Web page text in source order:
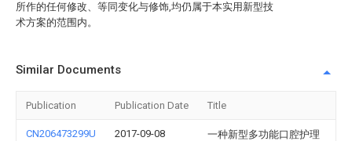
所作的任何修改、等同变化与修饰,均仍属于本实用新型技
术方案的范围内。
Similar Documents
Publication Publication Date Title
CN206473299U 2017-09-08
一种新型多功能口腔护理